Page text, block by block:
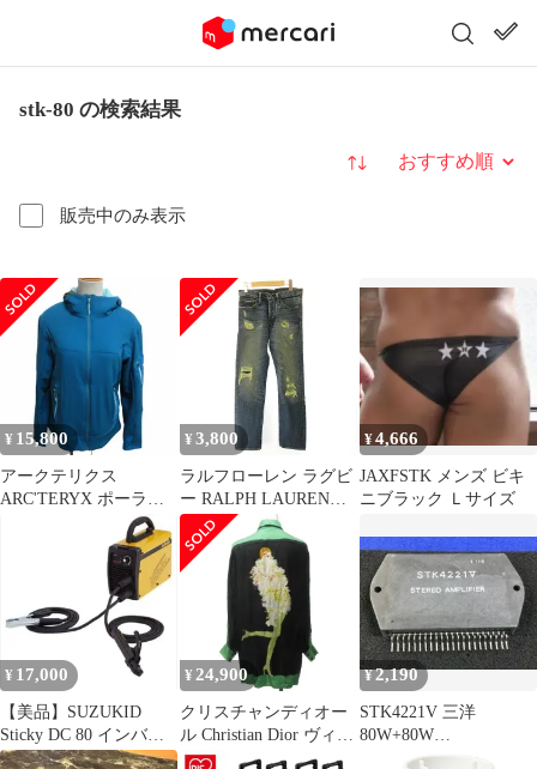
stk-80 の検索結果
販売中のみ表示
並び替え
¥ 15,800
アークテリクス
ARC'TERYX ポーラテ
ック 旧タグ ハイラス
フーディ ジップアップ
パーカー ブルゾン 裏地
フリース ロゴプリント
水色 ブルー系 Lサイズ
0514 STK
¥ 3,800
ラルフローレン ラグビ
ー RALPH LAUREN
RUGBY デニム ジーン
ズ ストレート リペア加
工 クラッシュ インディ
ゴ 28×32 STK
¥4,666
JAXFSTK メンズ ビキ
ニブラック Ｌサイズ
¥ 17,000
【美品】SUZUKID
Sticky DC 80 インバー
ター溶接機
¥ 24,900
クリスチャンディオー
ル Christian Dior ヴィン
テージ 7P ガールプリン
¥2,190
STK4221V 三洋
80W+80W
STK4221MK5 アンプIC